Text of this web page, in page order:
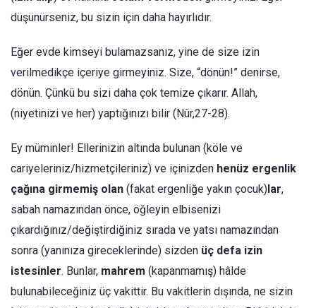
düşünürseniz, bu sizin için daha hayırlıdır.
Eğer evde kimseyi bulamazsanız, yine de size izin
verilmedikçe içeriye girmeyiniz. Size, “dönün!” denirse,
dönün. Çünkü bu sizi daha çok temize çıkarır. Allah,
(niyetinizi ve her) yaptığınızı bilir (Nûr,27-28).
Ey müminler! Ellerinizin altında bulunan (köle ve
cariyeleriniz/hizmetçileriniz) ve içinizden henüz ergenlik
çağına girmemiş olan (fakat ergenliğe yakın çocuk)­lar,
sabah namazından önce, öğleyin elbisenizi
çıkardığınız/değiştirdiğiniz sırada ve yatsı namazından
sonra (yanınıza gireceklerinde) sizden üç defa izin
istesinler. Bunlar, mahrem (kapanmamış) hâlde
bulunabileceğiniz üç vakittir. Bu vakitlerin dışında, ne sizin